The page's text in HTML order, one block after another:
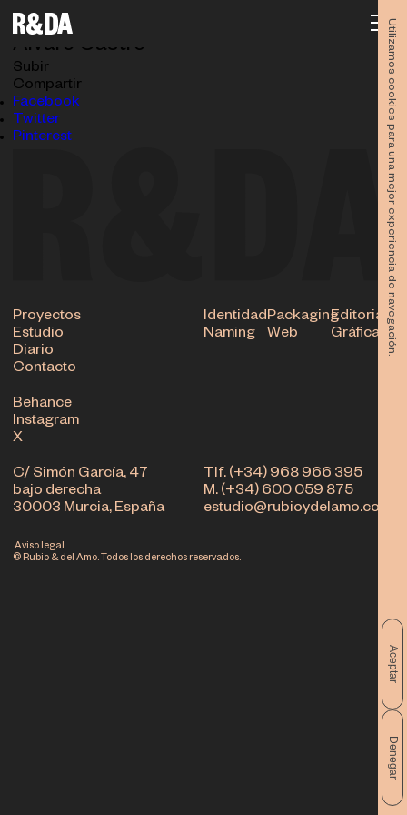
Utilizamos cookies para una mejor experiencia de navegación.
Aceptar
Denegar
03.06.2024
Álvaro Castro
Subir
Compartir
Facebook
Twitter
Pinterest
Tlf. (+34) 968 966 395
M. (+34) 600 059 875
estudio@rubioydelamo.com
C/ Simón García, 47
bajo derecha
30003 Murcia, España
Proyectos
Estudio
Diario
Contacto
IdentidadPackagingEditorial
Naming
Web Gráfica
Behance
Instagram
X
© Rubio & del Amo. Todos los derechos reservados.
Aviso legal